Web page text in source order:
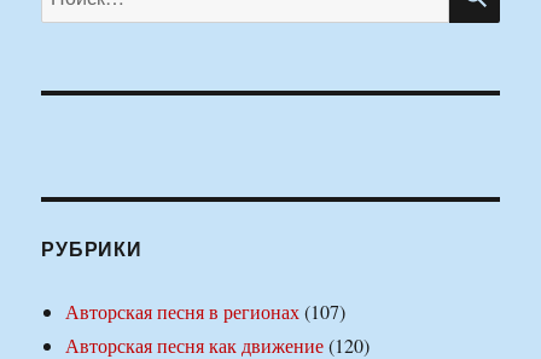
РУБРИКИ
Авторская песня в регионах(107)
Авторская песня как движение(120)